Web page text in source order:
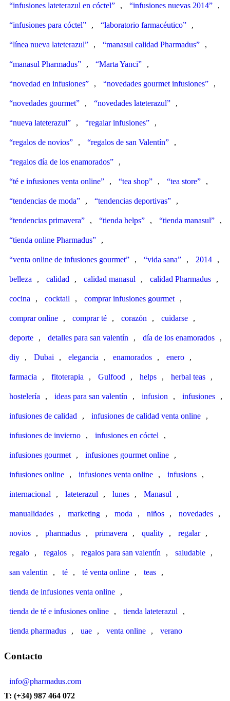
“infusiones lateterazul en cóctel” , “infusiones nuevas 2014” ,
“infusiones para cóctel” , “laboratorio farmacéutico” ,
“línea nueva lateterazul” , “manasul calidad Pharmadus” ,
“manasul Pharmadus” , “Marta Yanci” ,
“novedad en infusiones” , “novedades gourmet infusiones” ,
“novedades gourmet” , “novedades lateterazul” ,
“nueva lateterazul” , “regalar infusiones” ,
“regalos de novios” , “regalos de san Valentín” ,
“regalos día de los enamorados” ,
“té e infusiones venta online” , “tea shop” , “tea store” ,
“tendencias de moda” , “tendencias deportivas” ,
“tendencias primavera” , “tienda helps” , “tienda manasul” ,
“tienda online Pharmadus” ,
“venta online de infusiones gourmet” , “vida sana” , 2014 ,
belleza , calidad , calidad manasul , calidad Pharmadus ,
cocina , cocktail , comprar infusiones gourmet ,
comprar online , comprar té , corazón , cuidarse ,
deporte , detalles para san valentín , día de los enamorados ,
diy , Dubai , elegancia , enamorados , enero ,
farmacia , fitoterapia , Gulfood , helps , herbal teas ,
hostelería , ideas para san valentín , infusion , infusiones ,
infusiones de calidad , infusiones de calidad venta online ,
infusiones de invierno , infusiones en cóctel ,
infusiones gourmet , infusiones gourmet online ,
infusiones online , infusiones venta online , infusions ,
internacional , lateterazul , lunes , Manasul ,
manualidades , marketing , moda , niños , novedades ,
novios , pharmadus , primavera , quality , regalar ,
regalo , regalos , regalos para san valentín , saludable ,
san valentin , té , té venta online , teas ,
tienda de infusiones venta online ,
tienda de té e infusiones online , tienda lateterazul ,
tienda pharmadus , uae , venta online , verano
Contacto
info@pharmadus.com
T: (+34) 987 464 072